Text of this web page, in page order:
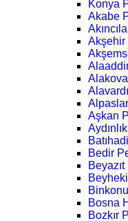
Konya
Akabe
Akşehir
Aşkan
Bedir
Bosna
Bozkır